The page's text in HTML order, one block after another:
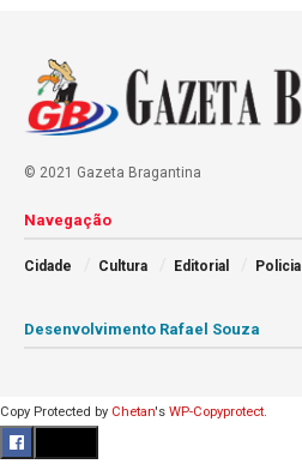
© 2021 Gazeta Bragantina
Navegação
Cidade Cultura Editorial Policial
Desenvolvimento Rafael Souza
Copy Protected by Chetan's WP-Copyprotect.